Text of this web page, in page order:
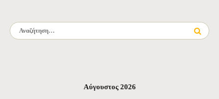
Αναζήτηση για:
Αύγουστος 2026